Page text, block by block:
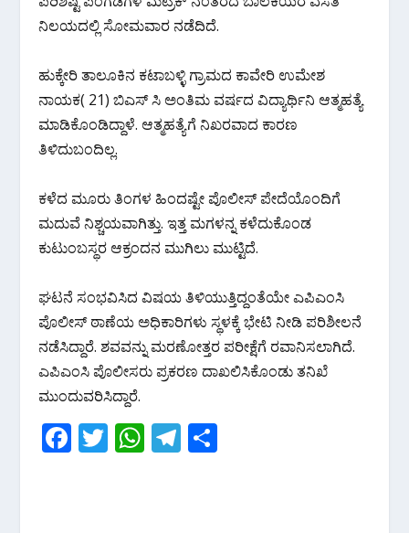
k p
ನಿಲಯದಲ್ಲಿ ಸೋಮವಾರ ‌ನಡೆದಿದೆ.
ಹುಕ್ಕೇರಿ ತಾಲೂಕಿನ ಕಟಾಬಳ್ಳಿ ಗ್ರಾಮದ ಕಾವೇರಿ ಉಮೇಶ
ನಾಯಕ( 21) ಬಿಎಸ್ ಸಿ ಅಂತಿಮ‌ ವರ್ಷದ ವಿದ್ಯಾರ್ಥಿನಿ ಆತ್ಮಹತ್ಯೆ
ಮಾಡಿಕೊಂಡಿದ್ದಾಳೆ.‌ ಆತ್ಮಹತ್ಯೆಗೆ ನಿಖರವಾದ ಕಾರಣ
ತಿಳಿದುಬಂದಿಲ್ಲ.
ಕಳೆದ ಮೂರು ತಿಂಗಳ ಹಿಂದಷ್ಟೇ ಪೊಲೀಸ್ ಪೇದೆಯೊಂದಿಗೆ
ಮದುವೆ ನಿಶ್ಚಯವಾಗಿತ್ತು.‌ ಇತ್ತ ಮಗಳನ್ನ ಕಳೆದುಕೊಂಡ
ಕುಟುಂಬಸ್ಥರ ಆಕ್ರಂದನ ಮುಗಿಲು ಮುಟ್ಟಿದೆ.‌
ಘಟನೆ ಸಂಭವಿಸಿದ ವಿಷಯ ತಿಳಿಯುತ್ತಿದ್ದಂತೆಯೇ ಎಪಿಎಂಸಿ
ಪೊಲೀಸ್ ಠಾಣೆಯ ಅಧಿಕಾರಿಗಳು ಸ್ಥಳಕ್ಕೆ ಭೇಟಿ ನೀಡಿ ಪರಿಶೀಲನೆ
ನಡೆಸಿದ್ದಾರೆ. ಶವವನ್ನು ಮರಣೋತ್ತರ ಪರೀಕ್ಷೆಗೆ ರವಾನಿಸಲಾಗಿದೆ.
ಎಪಿಎಂಸಿ ಪೊಲೀಸರು ಪ್ರಕರಣ ದಾಖಲಿಸಿಕೊಂಡು ತನಿಖೆ
ಮುಂದುವರಿಸಿದ್ದಾರೆ.
F
ac
T
w
W
h
T
el